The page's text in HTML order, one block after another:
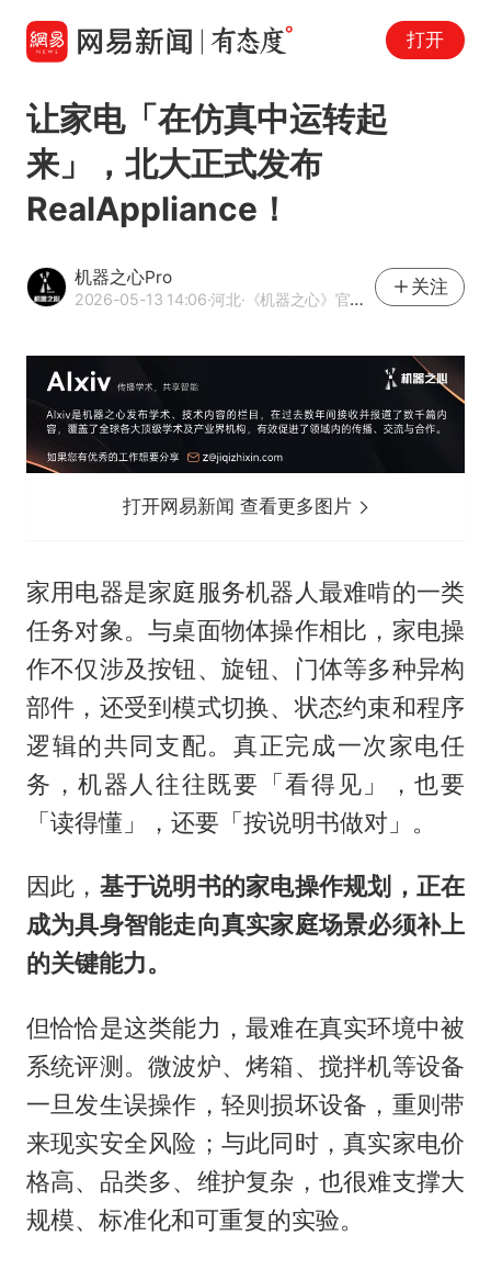
打开
让家电「在仿真中运转起
来」，北大正式发布
RealAppliance！
机器之心Pro
2026-05-13 14:06·河北·《机器之心》官方网易号
关注
打开网易新闻 查看更多图片
家用电器是家庭服务机器人最难啃的一类
任务对象。与桌面物体操作相比，家电操
作不仅涉及按钮、旋钮、门体等多种异构
部件，还受到模式切换、状态约束和程序
逻辑的共同支配。真正完成一次家电任
务，机器人往往既要「看得见」，也要
「读得懂」，还要「按说明书做对」。
因此， 基于说明书的家电操作规划，正在
成为具身智能走向真实家庭场景必须补上
的关键能力。
但恰恰是这类能力，最难在真实环境中被
系统评测。微波炉、烤箱、搅拌机等设备
一旦发生误操作，轻则损坏设备，重则带
来现实安全风险；与此同时，真实家电价
格高、品类多、维护复杂，也很难支撑大
规模、标准化和可重复的实验。